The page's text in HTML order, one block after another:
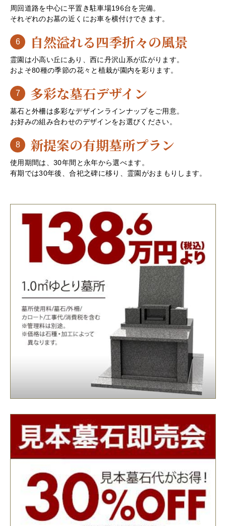
周回道路を中心に平置き駐車場196台を完備。
それぞれのお墓の近くにお車を横付けできます。
6 自然溢れる四季折々の風景
霊園は小高い丘にあり、西に丹沢山系が広がります。
およそ80種の季節の花々と植栽が園内を彩ります。
7 多彩な墓石デザイン
墓石と外柵は多彩なデザインラインナップをご用意。
お好みの組み合わせのデザインをお選びください。
8 新提案の有期墓所プラン
使用期間は、30年間と永年から選べます。
有期では30年後、合祀之碑に移り、霊園がおまもりします。